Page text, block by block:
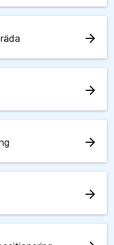
arrow_forward
arrow_forward
arrow_forward
arrow_forward